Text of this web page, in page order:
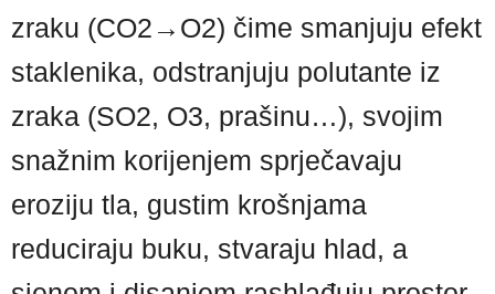
zraku (CO2→O2) čime smanjuju efekt
staklenika, odstranjuju polutante iz
zraka (SO2, O3, prašinu…), svojim
snažnim korijenjem sprječavaju
eroziju tla, gustim krošnjama
reduciraju buku, stvaraju hlad, a